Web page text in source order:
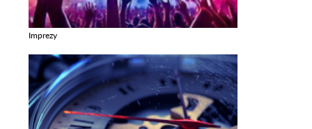
Imprezy